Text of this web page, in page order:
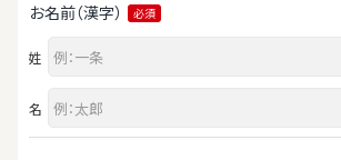
お名前（漢字） 必須
姓
名